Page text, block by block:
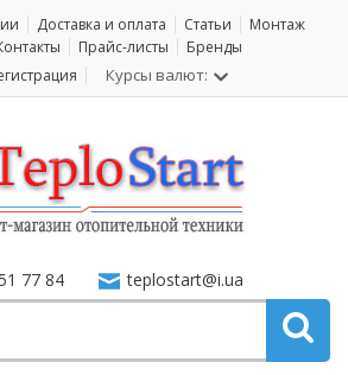
Доставка и оплата Статьи
Монтаж
Прайс-листы
Бренды
Курсы валют:
77 84 teplostart@i.ua